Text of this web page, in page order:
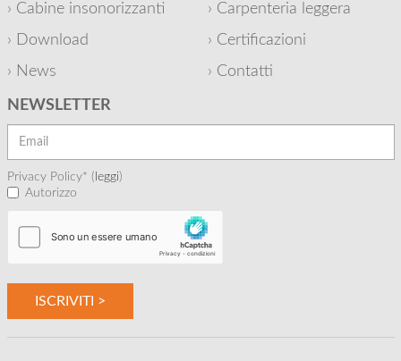
Cabine insonorizzanti
Carpenteria leggera
Download
Certificazioni
News
Contatti
NEWSLETTER
Privacy Policy* ( leggi)
Autorizzo
ISCRIVITI >